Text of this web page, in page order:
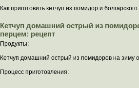
Как приготовить кетчуп из помидор и
Кетчуп домашний острый из
перцем: рецепт
Продукты:
Кетчуп домашний острый из помидоров на зиму
Процесс приготовления: